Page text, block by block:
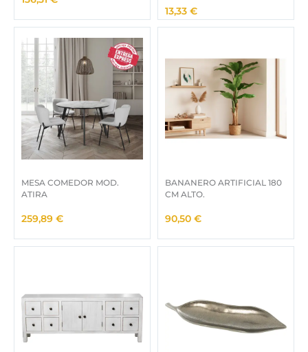
13,33 €
MESA COMEDOR MOD.
ATIRA
259,89 €
BANANERO ARTIFICIAL 180
CM ALTO.
90,50 €